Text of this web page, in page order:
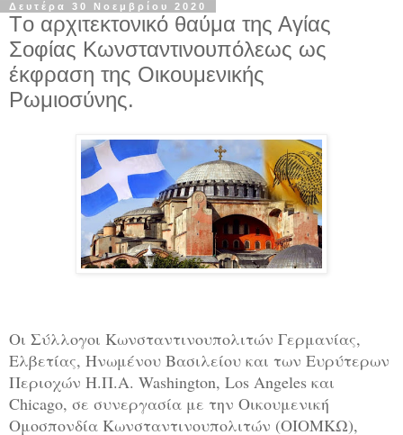
Δευτέρα 30 Νοεμβρίου 2020
Τo αρχιτεκτονικό θαύμα της Αγίας
Σοφίας Κωνσταντινουπόλεως ως
έκφραση της Οικουμενικής
Ρωμιοσύνης.
Οι Σύλλογοι Κωνσταντινουπολιτών Γερμανίας,
Ελβετίας, Ηνωμένου Βασιλείου και των Ευρύτερων
Περιοχών Η.Π.Α. Washington, Los Angeles και
Chicago, σε συνεργασία με την Οικουμενική
Ομοσπονδία Κωνσταντινουπολιτών (ΟΙΟΜΚΩ),